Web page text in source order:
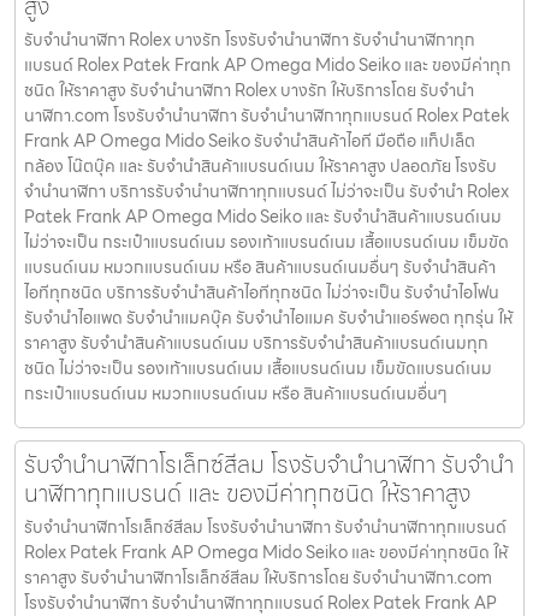
รับจำนำนาฬิกา Rolex บางรัก โรงรับจำนำนาฬิกา รับจำนำนาฬิกาทุก
แบรนด์ Rolex Patek Frank AP Omega Mido Seiko และ ของมีค่าทุก
ชนิด ให้ราคาสูง รับจำนำนาฬิกา Rolex บางรัก ให้บริการโดย รับจํานํา
นาฬิกา.com โรงรับจำนำนาฬิกา รับจำนำนาฬิกาทุกแบรนด์ Rolex Patek
Frank AP Omega Mido Seiko รับจำนำสินค้าไอที มือถือ แท็ปเล็ต
กล้อง โน๊ตบุ๊ค และ รับจำนำสินค้าแบรนด์เนม ให้ราคาสูง ปลอดภัย โรงรับ
จำนำนาฬิกา บริการรับจำนำนาฬิกาทุกแบรนด์ ไม่ว่าจะเป็น รับจำนำ Rolex
Patek Frank AP Omega Mido Seiko และ รับจำนำสินค้าแบรนด์เนม
ไม่ว่าจะเป็น กระเป๋าแบรนด์เนม รองเท้าแบรนด์เนม เสื้อแบรนด์เนม เข็มขัด
แบรนด์เนม หมวกแบรนด์เนม หรือ สินค้าแบรนด์เนมอื่นๆ รับจำนำสินค้า
ไอทีทุกชนิด บริการรับจำนำสินค้าไอทีทุกชนิด ไม่ว่าจะเป็น รับจำนำไอโฟน
รับจำนำไอแพด รับจำนำแมคบุ๊ค รับจำนำไอแมค รับจำนำแอร์พอต ทุกรุ่น ให้
ราคาสูง รับจำนำสินค้าแบรนด์เนม บริการรับจำนำสินค้าแบรนด์เนมทุก
ชนิด ไม่ว่าจะเป็น รองเท้าแบรนด์เนม เสื้อแบรนด์เนม เข็มขัดแบรนด์เนม
กระเป๋าแบรนด์เนม หมวกแบรนด์เนม หรือ สินค้าแบรนด์เนมอื่นๆ
รับจำนำนาฬิกาโรเล็กซ์สีลม โรงรับจำนำนาฬิกา รับจำนำ
นาฬิกาทุกแบรนด์ และ ของมีค่าทุกชนิด ให้ราคาสูง
รับจำนำนาฬิกาโรเล็กซ์สีลม โรงรับจำนำนาฬิกา รับจำนำนาฬิกาทุกแบรนด์
Rolex Patek Frank AP Omega Mido Seiko และ ของมีค่าทุกชนิด ให้
ราคาสูง รับจำนำนาฬิกาโรเล็กซ์สีลม ให้บริการโดย รับจํานํานาฬิกา.com
โรงรับจำนำนาฬิกา รับจำนำนาฬิกาทุกแบรนด์ Rolex Patek Frank AP